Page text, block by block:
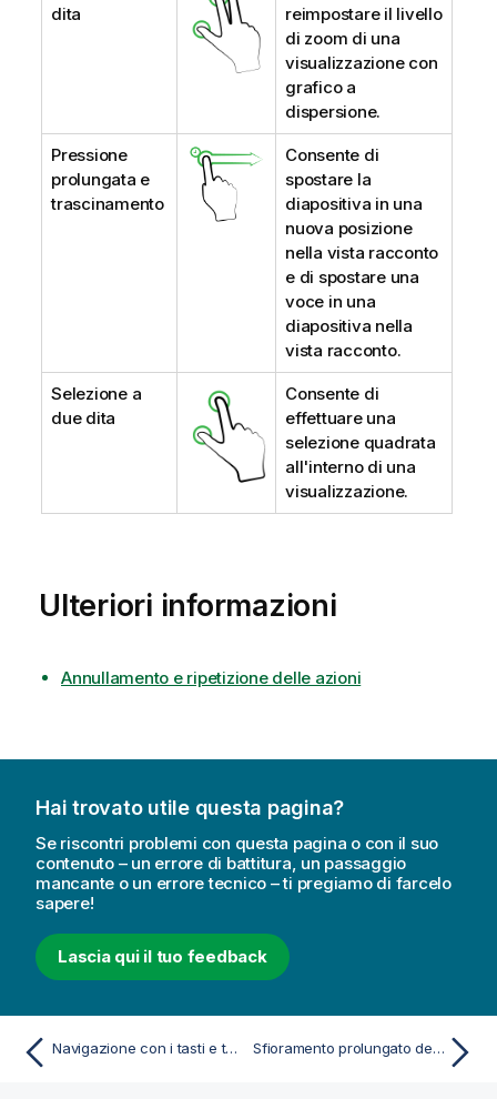
dita
reimpostare il livello
di zoom di una
visualizzazione con
grafico a
dispersione.
Pressione
prolungata e
trascinamento
Consente di
spostare la
diapositiva in una
nuova posizione
nella vista racconto
e di spostare una
voce in una
diapositiva nella
vista racconto.
Selezione a
due dita
Consente di
effettuare una
selezione quadrata
all'interno di una
visualizzazione.
Ulteriori informazioni
Annullamento e ripetizione delle azioni
Hai trovato utile questa pagina?
Se riscontri problemi con questa pagina o con il suo
contenuto – un errore di battitura, un passaggio
mancante o un errore tecnico – ti pregiamo di farcelo
sapere!
Lascia qui il tuo feedback
Navigazione con i tasti e tasti di scelta rapida nelle app Sfioramento prolungato del menu su dispositivi touch screen